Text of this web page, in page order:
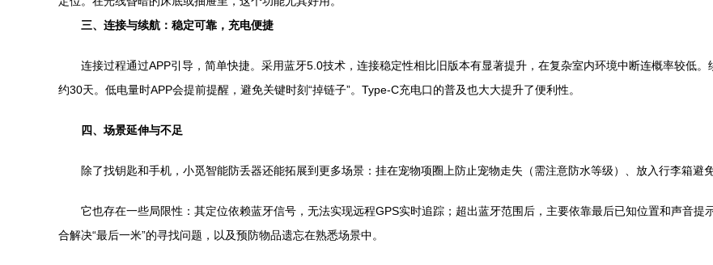
三、连接与续航：稳定可靠，充电便捷
连接过程通过APP引导，简单快捷。采用蓝牙5.0技术，连接稳定性相比旧版本有显著提升，在复杂室内环境中断连概率较低
约30天。低电量时APP会提前提醒，避免关键时刻“掉链子”。Type-C充电口的普及也大大提升了便利性。
四、场景延伸与不足
除了找钥匙和手机，小觅智能防丢器还能拓展到更多场景：挂在宠物项圈上防止宠物走失（需注意防水等级）、放入行李箱避
它也存在一些局限性：其定位依赖蓝牙信号，无法实现远程GPS实时追踪；超出蓝牙范围后，主要依靠最后已知位置和声音
合解决“最后一米”的寻找问题，以及预防物品遗忘在熟悉场景中。